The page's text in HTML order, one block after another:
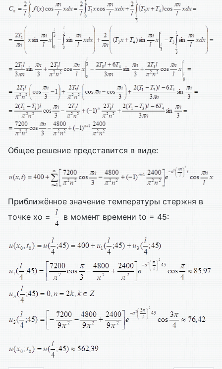
Общее решение представится в виде:
Приближённое значение температуры стержня в
точке xo =
в момент времени to = 45: